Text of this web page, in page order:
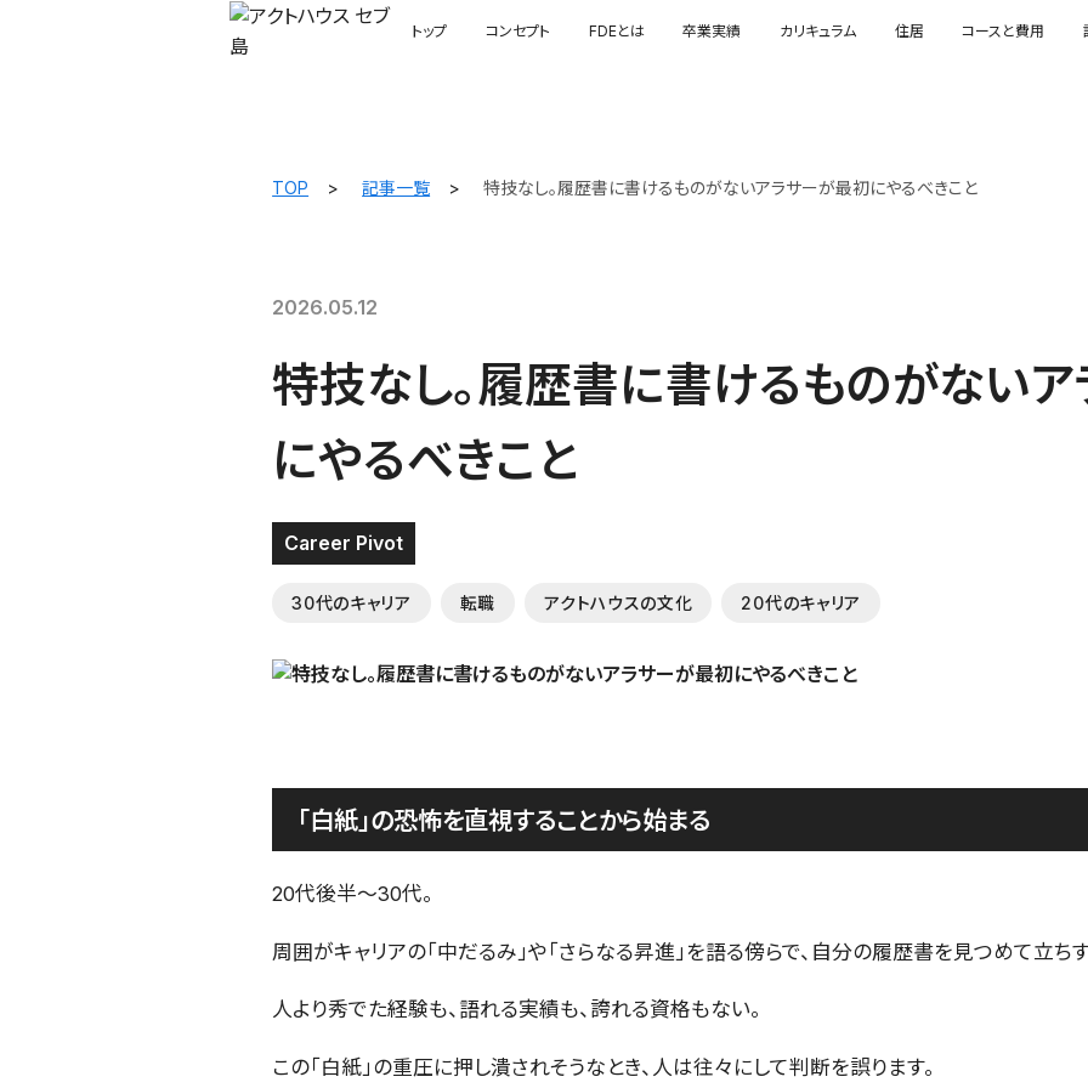
トップ コンセプト FDEとは 卒業実績 カリキュラム 住居 コースと費用
TOP 記事一覧 特技なし。履歴書に書けるものがないアラサーが最初にやるべきこと
2026.05.12
特技なし。履歴書に書けるものがない
にやるべきこと
Career Pivot
30代のキャリア 転職 アクトハウスの文化 20代のキャリア
「白紙」の恐怖を直視することから始まる
20代後半〜30代。
周囲がキャリアの「中だるみ」や「さらなる昇進」を語る傍らで、自分の履歴書を見つめて立ちす
人より秀でた経験も、語れる実績も、誇れる資格もない。
この「白紙」の重圧に押し潰されそうなとき、人は往々にして判断を誤ります。